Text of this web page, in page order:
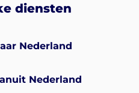
diensten
Nederland
Nederland